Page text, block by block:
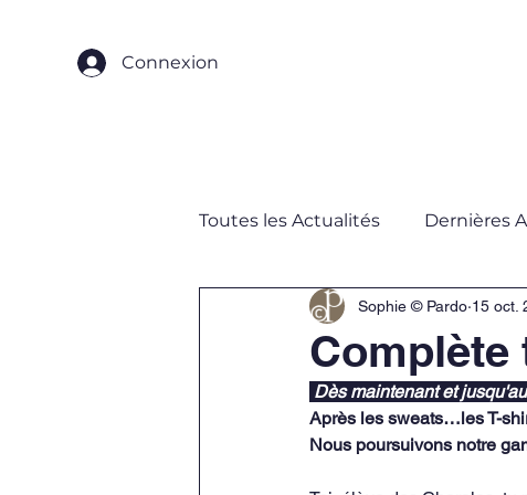
Connexion
Toutes les Actualités Dernières
Complète
Sophie © Pardo 15 oct.
Dès maintenant et
Après les sweats…les T-
Nous poursuivons notre